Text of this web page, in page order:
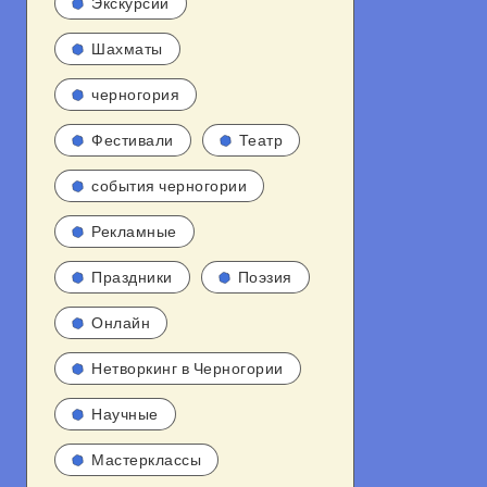
Шахматы
черногория
Фестивали Театр
события черногории
Рекламные
Праздники Поэзия
Онлайн
Нетворкинг в Черногории
Научные
Мастерклассы